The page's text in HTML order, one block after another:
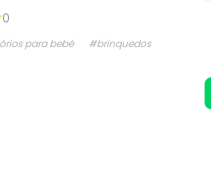
0
para bebé #brinquedos